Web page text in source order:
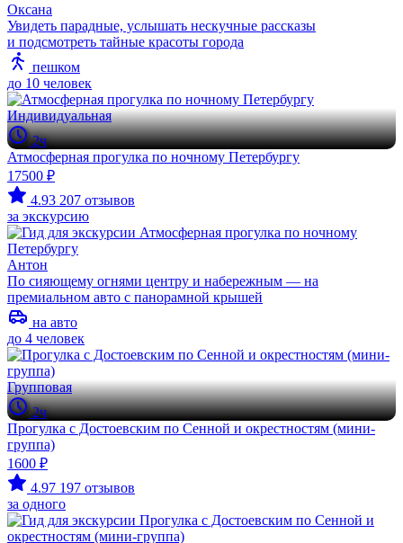
Оксана
Увидеть парадные, услышать нескучные рассказы
и подсмотреть тайные красоты города
пешком
до 10 человек
Индивидуальная
2ч
Атмосферная прогулка по ночному Петербургу
17500 ₽
4.93 207 отзывов
за экскурсию
Антон
По сияющему огнями центру и набережным — на
премиальном авто с панорамной крышей
на авто
до 4 человек
Групповая
2ч
Прогулка с Достоевским по Сенной и окрестностям (мини-
группа)
1600 ₽
4.97 197 отзывов
за одного